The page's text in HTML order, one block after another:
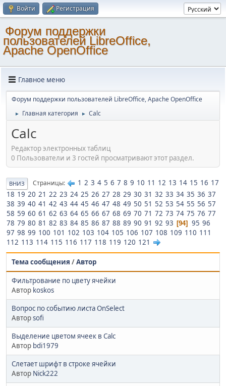
Войти Регистрация
Форум поддержки
пользователей LibreOffice,
Apache OpenOffice
Главное меню
Форум поддержки пользователей LibreOffice, Apache OpenOffice
► Главная категория ► Calc
Calc
Редактор электронных таблиц
0 Пользователи и 3 гостей просматривают этот раздел.
ВНИЗ Страницы 1 2 3 4 5 6 7 8 9 10 11 12 13 14 15 16 17
18 19 20 21 22 23 24 25 26 27 28 29 30 31 32 33 34 35 36 37
38 39 40 41 42 43 44 45 46 47 48 49 50 51 52 53 54 55 56 57
58 59 60 61 62 63 64 65 66 67 68 69 70 71 72 73 74 75 76 77
78 79 80 81 82 83 84 85 86 87 88 89 90 91 92 93 94 95 96
97 98 99 100 101 102 103 104 105 106 107 108 109 110 111
112 113 114 115 116 117 118 119 120 121
Тема сообщения /Автор
Фильтрование по цвету ячейки
Автор koskos
Вопрос по событию листа OnSelect
Авторsofi
Выделение цветом ячеек в Calc
Автор bdi1979
Слетает шрифт в строке ячейки
Автор Nick222